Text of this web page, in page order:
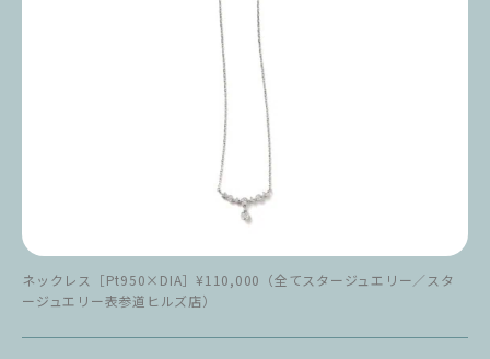
ネックレス［Pt950×DIA］¥110,000（全てスタージュエリー／スタ
ージュエリー表参道ヒルズ店）